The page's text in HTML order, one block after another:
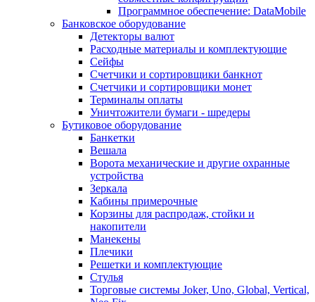
Программное обеспечение: DataMobile
Банковское оборудование
Детекторы валют
Расходные материалы и комплектующие
Сейфы
Счетчики и сортировщики банкнот
Счетчики и сортировщики монет
Терминалы оплаты
Уничтожители бумаги - шредеры
Бутиковое оборудование
Банкетки
Вешала
Ворота механические и другие охранные
устройства
Зеркала
Кабины примерочные
Корзины для распродаж, стойки и
накопители
Манекены
Плечики
Решетки и комплектующие
Стулья
Торговые системы Joker, Uno, Global, Vertical,